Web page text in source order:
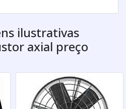
ilustrativas
axial preço